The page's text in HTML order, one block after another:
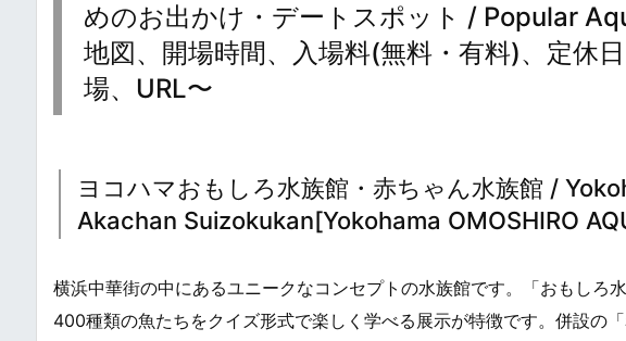
めのお出かけ・デートスポット / Popular
地図、開場時間、入場料(無料・有料)、定休
場、URL〜
ヨコハマおもしろ水族館・赤ちゃん水族館 /
Akachan Suizokukan[Yokohama OMOSHIRO
横浜中華街の中にあるユニークなコンセプトの水族館です。「おもしろ
400種類の魚たちをクイズ形式で楽しく学べる展示が特徴です。併設の